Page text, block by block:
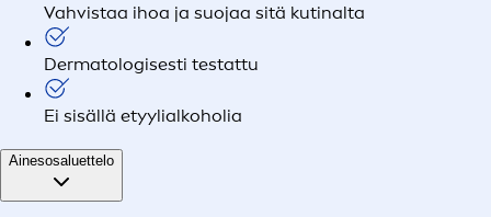
Vahvistaa ihoa ja suojaa sitä kutinalta
Dermatologisesti testattu
Ei sisällä etyylialkoholia
Ainesosaluettelo